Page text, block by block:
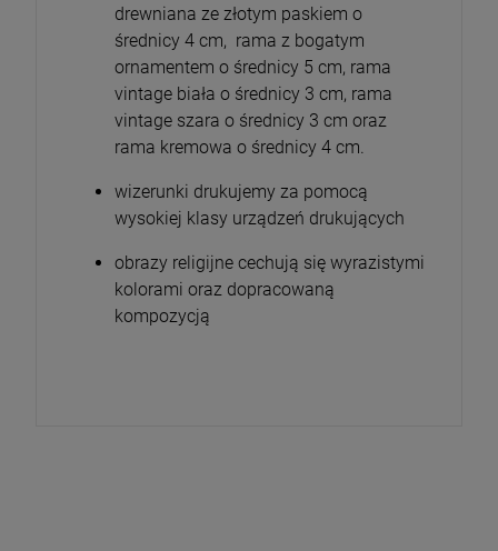
drewniana ze złotym paskiem o
średnicy 4 cm, rama z bogatym
ornamentem o średnicy 5 cm, rama
vintage biała o średnicy 3 cm, rama
vintage szara o średnicy 3 cm oraz
rama kremowa o średnicy 4 cm.
wizerunki drukujemy za pomocą
wysokiej klasy urządzeń drukujących
obrazy religijne cechują się wyrazistymi
kolorami oraz dopracowaną
kompozycją